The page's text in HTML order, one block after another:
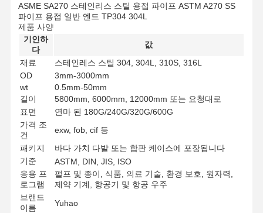
ASME SA270 스테인리스 스틸 용접 파이프 ASTM A270 SS
파이프 용접 일반 엔드 TP304 304L
제품 사양
기인하
다
값
재료
스테인레스 스틸 304, 304L, 310S, 316L
OD
3mm-3000mm
wt
0.5mm-50mm
길이
5800mm, 6000mm, 12000mm 또는 요청대로
표면
연마 된 180G/240G/320G/600G
가격 조
건
exw, fob, cif 등
패키지
바다 가치 다발 또는 합판 케이스에 포장됩니다
기준
ASTM, DIN, JIS, ISO
응용 프
로그램
펄프 및 종이, 식품, 의료 기술, 환경 보호, 원자력,
제약 기계, 항공기 및 항공 우주
브랜드
이름
Yuhao